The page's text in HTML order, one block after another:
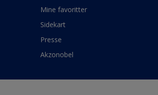
Mine favoritter
Sidekart
Presse
Akzonobel